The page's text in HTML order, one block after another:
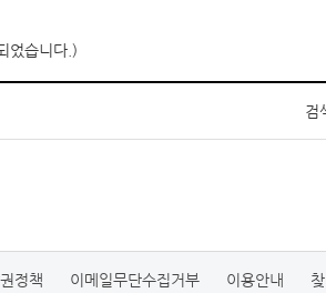
었습니다.)
검
정책 이메일무단수집거부 이용안내